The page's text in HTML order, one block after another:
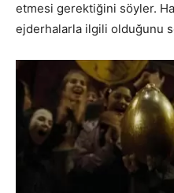
etmesi gerektiğini söyler.
ejderhalarla ilgili olduğunu